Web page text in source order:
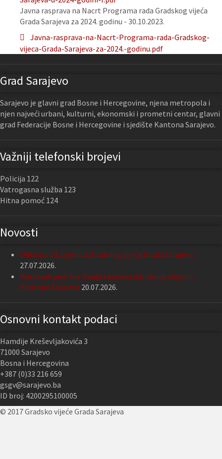
Javna rasprava na Nacrt Programa rada Gradskog vijeća
Grada Sarajeva za 2024. godinu - 30.10.2023.
Javna-rasprava-na-Nacrt-Programa-rada-Gradskog-
vijeca-Grada-Sarajeva-za-2024.-godinu.pdf
Grad Sarajevo
Sarajevo je glavni grad Bosne i Hercegovine, njena metropola i
njen najveći urbani, kulturni, ekonomski i prometni centar, glavni
grad Federacije Bosne i Hercegovine i sjedište Kantona Sarajevo.
Važniji telefonski brojevi
Policija 122
Vatrogasna služba 123
Hitna pomoć 124
Novosti
Održana 13. sjednica Gradskog vijeća Grada Sarajeva
27.07.2026.
Nastavak podrške Grada Sarajeva Udruženju slijepih
Kantona Sarajevo 20.07.2026.
Osnovni kontakt podaci
Hamdije Kreševljakovića 3
71000 Sarajevo
Bosna i Hercegovina
+387 (0)33 216 659
gsgv@sarajevo.ba
ID broj: 4200295100005
© 2017 Gradsko vijeće Grada Sarajeva